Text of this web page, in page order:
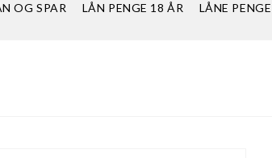
OG SPAR LÅN PENGE 18 ÅR LÅNE PENGE